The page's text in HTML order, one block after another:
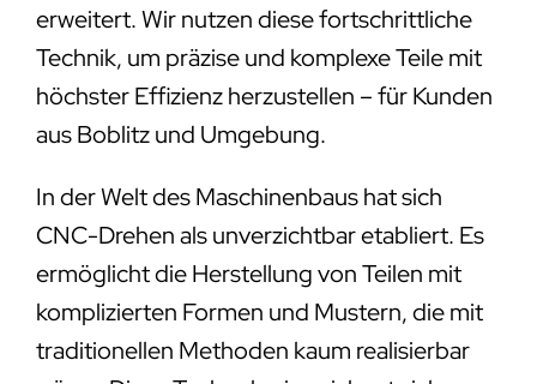
erweitert. Wir nutzen diese fortschrittliche
Technik, um präzise und komplexe Teile mit
höchster Effizienz herzustellen – für Kunden
aus Boblitz und Umgebung.
In der Welt des Maschinenbaus hat sich
CNC-Drehen als unverzichtbar etabliert. Es
ermöglicht die Herstellung von Teilen mit
komplizierten Formen und Mustern, die mit
traditionellen Methoden kaum realisierbar